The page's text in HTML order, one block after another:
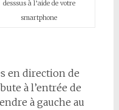
desssus à l’aide de votre
smartphone
en direction de
à l’entrée de
à gauche au